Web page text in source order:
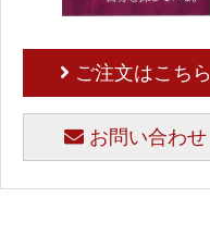
ご注文はこちら
お問い合わせ